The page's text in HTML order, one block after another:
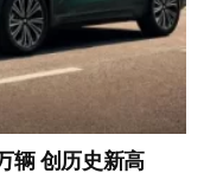
辆 创历史新高